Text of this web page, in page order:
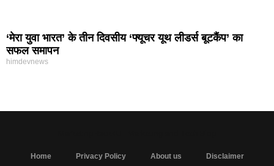
‘मेरा युवा भारत’ के तीन दिवसीय ‘फ्यूचर यूथ लीडर्स बूटकैंप’ का
सफल समापन
himdevnews
Home Privacy Policy About us Disclaimer